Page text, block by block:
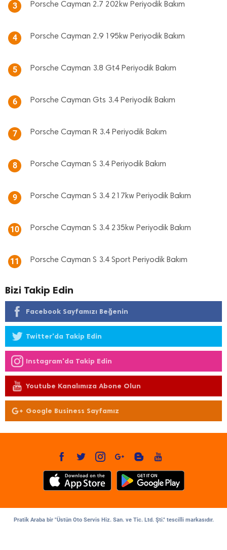
3 Porsche Cayman 2.7 202kw Periyodik Bakım
4 Porsche Cayman 2.9 195kw Periyodik Bakım
5 Porsche Cayman 3.8 Gt4 Periyodik Bakım
6 Porsche Cayman Gts 3.4 Periyodik Bakım
7 Porsche Cayman R 3.4 Periyodik Bakım
8 Porsche Cayman S 3.4 Periyodik Bakım
9 Porsche Cayman S 3.4 217kw Periyodik Bakım
10 Porsche Cayman S 3.4 235kw Periyodik Bakım
11 Porsche Cayman S 3.4 Sport Periyodik Bakım
Bizi Takip Edin
Facebook Sayfamızı Beğenin
Twitter'da Takip Edin
Instagram'da Takip Edin
Youtube Kanalımıza Abone Olun
Google Business Sayfamız
Pratik Araba bir "Üstün Oto Servis Hiz. San. ve Tic. Ltd. Şti." tescilli markasıdır.